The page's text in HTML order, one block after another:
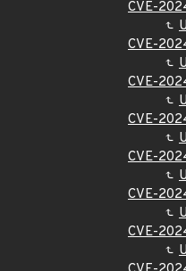
CVE-
CVE-
CVE-
CVE-
CVE-
CVE-
CVE-